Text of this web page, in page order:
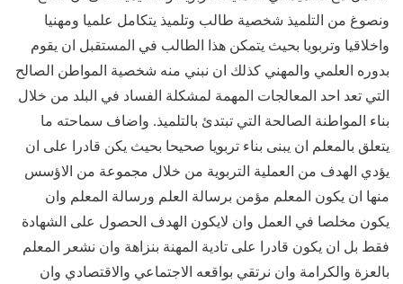
ونصوغ من التلميذ شخصية طالب وتلميذ يتكامل علميا ومهنيا
واخلاقيا وتربويا بحيث يتمكن هذا الطالب في المستقبل ان يقوم
بدوره العلمي والمهني كذلك ان نبني منه شخصية المواطن الصالح
التي تعد احد المعالجات المهمة لمشكلة الفساد في البلد من خلال
بناء المواطنة الصالحة التي تبتدئ بالتلميذ. واضاف سماحته ما
يتعلق بالمعلم ان يبنى بناء تربويا صحيحا بحيث يكن قادرا على ان
يؤدي الهدف من العملية التربوية من خلال مجموعة من الاؤسس
منها ان يكون المعلم مؤمن برسالة العلم ورسالة المعلم وان
يكون مخلصا في العمل وان لايكون الهدف الحصول على الشهادة
فقط بل ان يكون قادرا على تادية المهنة بنزاهة وان نشعر المعلم
بالعزة والكرامة وان نرتقي بواقعه الاجتماعي والاقتصادي وان